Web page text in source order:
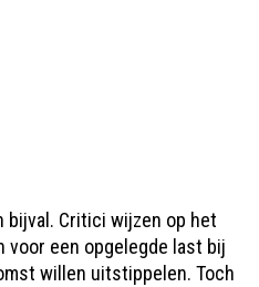
Critici wijzen op het
een opgelegde last bij
willen uitstippelen. Toch